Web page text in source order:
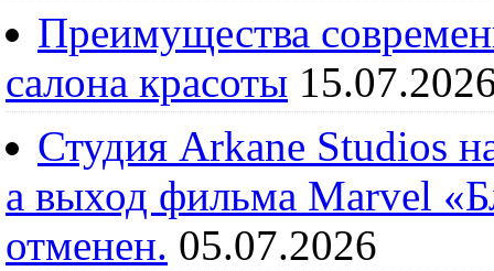
Преимущества
салона красоты
Студия Arkane Studios
а выход фильма Marvel
отменен. 05.07.2026